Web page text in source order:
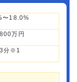
〜18.0%
万円
分※1